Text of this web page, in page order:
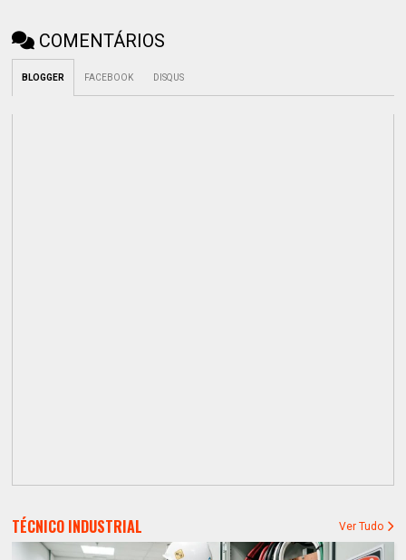
COMENTÁRIOS
BLOGGER FACEBOOK DISQUS
TÉCNICO INDUSTRIAL Ver Tudo